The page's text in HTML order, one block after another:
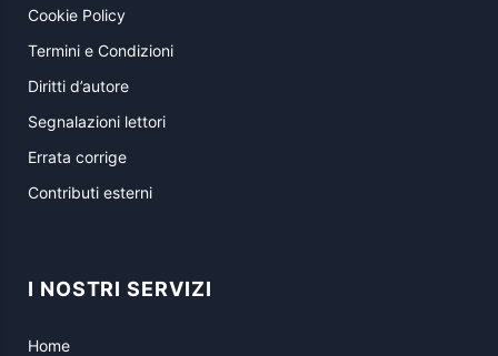
Cookie Policy
Termini e Condizioni
Diritti d’autore
Segnalazioni lettori
Errata corrige
Contributi esterni
I NOSTRI SERVIZI
Home